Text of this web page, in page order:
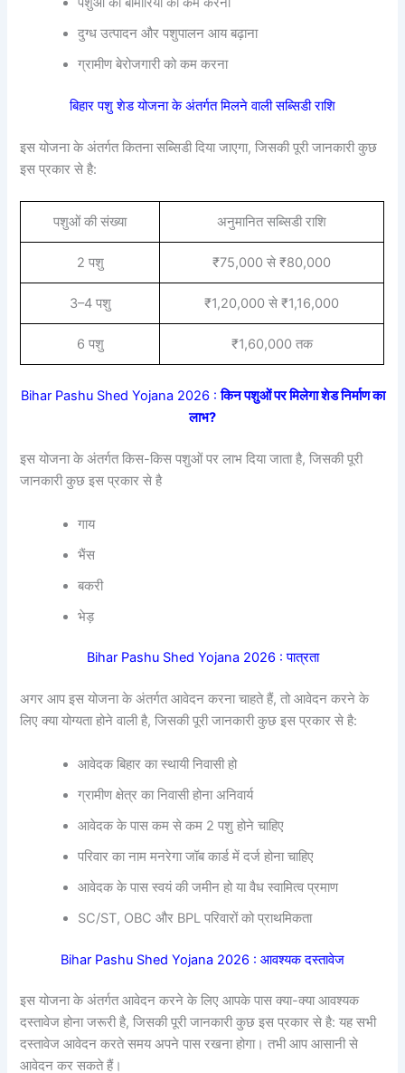
दुग्ध उत्पादन और पशुपालन आय बढ़ाना
ग्रामीण बेरोजगारी को कम करना
बिहार पशु शेड योजना के अंतर्गत मिलने वाली सब्सिडी राशि
इस योजना के अंतर्गत कितना सब्सिडी दिया जाएगा, जिसकी पूरी जानकारी कुछ
इस प्रकार से है:
पशुओं की संख्या अनुमानित सब्सिडी राशि
2 पशु ₹75,000 से ₹80,000
3–4 पशु ₹1,20,000 से ₹1,16,000
6 पशु ₹1,60,000 तक
Bihar Pashu Shed Yojana 2026 :किन पशुओं पर मिलेगा शेड निर्माण का
लाभ?
इस योजना के अंतर्गत किस-किस पशुओं पर लाभ दिया जाता है, जिसकी पूरी
जानकारी कुछ इस प्रकार से है
गाय
भैंस
बकरी
भेड़
Bihar Pashu Shed Yojana 2026 : पात्रता
अगर आप इस योजना के अंतर्गत आवेदन करना चाहते हैं, तो आवेदन करने के
लिए क्या योग्यता होने वाली है, जिसकी पूरी जानकारी कुछ इस प्रकार से है:
आवेदक बिहार का स्थायी निवासी हो
ग्रामीण क्षेत्र का निवासी होना अनिवार्य
आवेदक के पास कम से कम 2 पशु होने चाहिए
परिवार का नाम मनरेगा जॉब कार्ड में दर्ज होना चाहिए
आवेदक के पास स्वयं की जमीन हो या वैध स्वामित्व प्रमाण
SC/ST, OBC और BPL परिवारों को प्राथमिकता
Bihar Pashu Shed Yojana 2026 : आवश्यक दस्तावेज
इस योजना के अंतर्गत आवेदन करने के लिए आपके पास क्या-क्या आवश्यक
दस्तावेज होना जरूरी है, जिसकी पूरी जानकारी कुछ इस प्रकार से है: यह सभी
दस्तावेज आवेदन करते समय अपने पास रखना होगा। तभी आप आसानी से
आवेदन कर सकते हैं।